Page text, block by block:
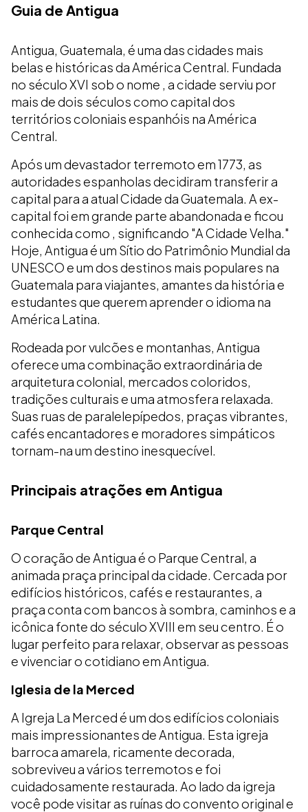
Guia de Antigua
Antigua, Guatemala, é uma das cidades mais
belas e históricas da América Central. Fundada
no século XVI sob o nome , a cidade serviu por
mais de dois séculos como capital dos
territórios coloniais espanhóis na América
Central.
Após um devastador terremoto em 1773, as
autoridades espanholas decidiram transferir a
capital para a atual Cidade da Guatemala. A ex-
capital foi em grande parte abandonada e ficou
conhecida como , significando "A Cidade Velha."
Hoje, Antigua é um Sítio do Patrimônio Mundial da
UNESCO e um dos destinos mais populares na
Guatemala para viajantes, amantes da história e
estudantes que querem aprender o idioma na
América Latina.
Rodeada por vulcões e montanhas, Antigua
oferece uma combinação extraordinária de
arquitetura colonial, mercados coloridos,
tradições culturais e uma atmosfera relaxada.
Suas ruas de paralelepípedos, praças vibrantes,
cafés encantadores e moradores simpáticos
tornam-na um destino inesquecível.
Principais atrações em Antigua
Parque Central
O coração de Antigua é o Parque Central, a
animada praça principal da cidade. Cercada por
edifícios históricos, cafés e restaurantes, a
praça conta com bancos à sombra, caminhos e a
icônica fonte do século XVIII em seu centro. É o
lugar perfeito para relaxar, observar as pessoas
e vivenciar o cotidiano em Antigua.
Iglesia de la Merced
A Igreja La Merced é um dos edifícios coloniais
mais impressionantes de Antigua. Esta igreja
barroca amarela, ricamente decorada,
sobreviveu a vários terremotos e foi
cuidadosamente restaurada. Ao lado da igreja
você pode visitar as ruínas do convento original e